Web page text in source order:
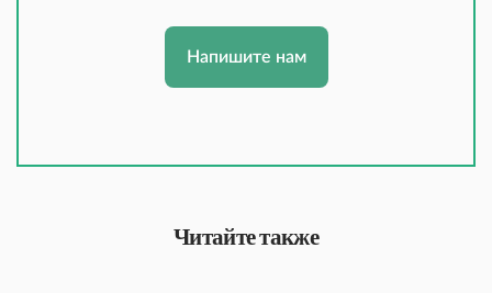
Напишите нам
Читайте также